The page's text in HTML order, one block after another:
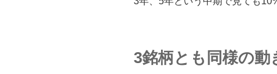
3銘柄とも同様の動